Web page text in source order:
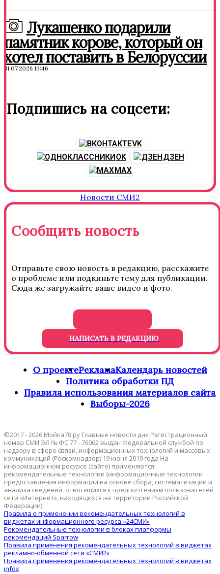
Лукашенко подарили
памятник корове, который он
хотел поставить в Белоруссии
31.07.2026 13:46
Подпишись на соцсети:
VK
OK
ДЗЕН
MAX
Новости СМИ2
Сообщить новость
Отправьте свою новость в редакцию, расскажите
о проблеме или подкиньте тему для публикации.
Сюда же загружайте ваше видео и фото.
НАПИСАТЬ В РЕДАКЦИЮ
О проектеРекламаКалендарь новостей
Политика обработки ПД
Правила использования материалов сайта
Выборы-2026
©2017 - 2026 Мойка78.ру Главные новости дня Регистрационный
номер СМИ ЭЛ № ФС 77 - 76062 выдан Федеральной службой по
надзору в сфере связи, информационных технологий и массовых
коммуникаций (Роскомнадзор) 19 июня 2019 года На
информационном ресурсе (сайте) применяются
рекомендательные технологии (информационные технологии
предоставления информации на основе сбора, систематизации и
анализа сведений, относящихся к предпочтениям пользователей
сети «Интернет», находящихся на территории Российской
Федерации).
Правила о применении рекомендательных технологий в
виджетах информационного ресурса «24СМИ»
Рекомендательные технологии в блоках платформы
рекомендаций Sparrow
Правила применения рекомендательных технологий в виджетах
рекламно-обменной сети «СМИ2»
Правила применения рекомендательных технологий в виджетах
infox